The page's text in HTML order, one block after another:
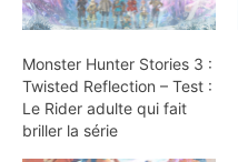
Monster Hunter Stories 3 :
Twisted Reflection – Test :
Le Rider adulte qui fait
briller la série